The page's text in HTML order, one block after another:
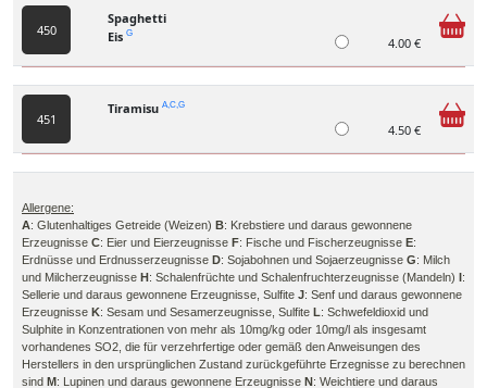
450
Spaghetti
Eis G
4.00 €
451
Tiramisu A,C,G
4.50 €
Allergene:
A: Glutenhaltiges Getreide (Weizen) B: Krebstiere und daraus gewonnene
Erzeugnisse C: Eier und Eierzeugnisse F: Fische und Fischerzeugnisse E:
Erdnüsse und Erdnusserzeugnisse D: Sojabohnen und Sojaerzeugnisse G: Milch
und Milcherzeugnisse H: Schalenfrüchte und Schalenfruchterzeugnisse (Mandeln) I:
Sellerie und daraus gewonnene Erzeugnisse, Sulfite J: Senf und daraus gewonnene
Erzeugnisse K: Sesam und Sesamerzeugnisse, Sulfite L: Schwefeldioxid und
Sulphite in Konzentrationen von mehr als 10mg/kg oder 10mg/l als insgesamt
vorhandenes SO2, die für verzehrfertige oder gemäß den Anweisungen des
Herstellers in den ursprünglichen Zustand zurückgeführte Erzegnisse zu berechnen
sind M: Lupinen und daraus gewonnene Erzeugnisse N: Weichtiere und daraus